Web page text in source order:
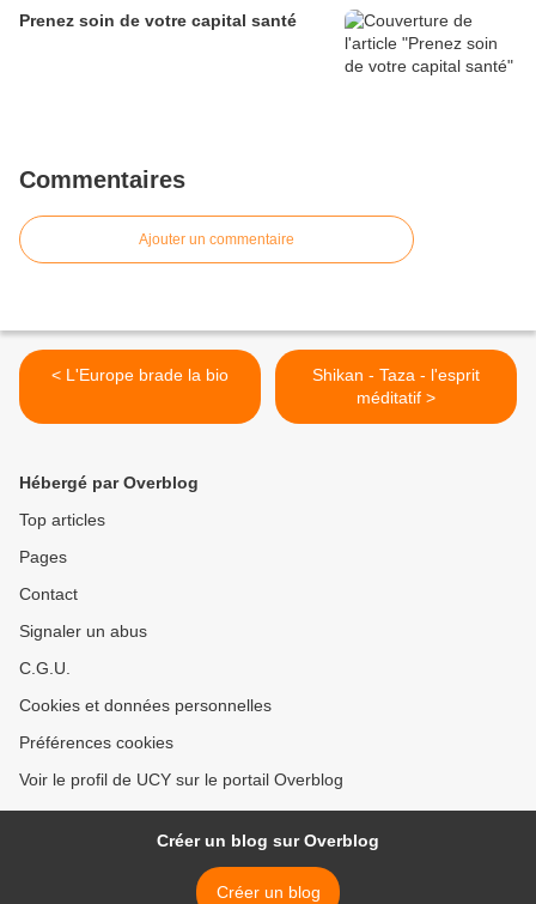
Prenez soin de votre capital santé
Commentaires
Ajouter un commentaire
< L'Europe brade la bio
Shikan - Taza - l'esprit
méditatif >
Hébergé par Overblog
Top articles
Pages
Contact
Signaler un abus
C.G.U.
Cookies et données personnelles
Préférences cookies
Voir le profil de UCY sur le portail Overblog
Créer un blog sur Overblog
Créer un blog